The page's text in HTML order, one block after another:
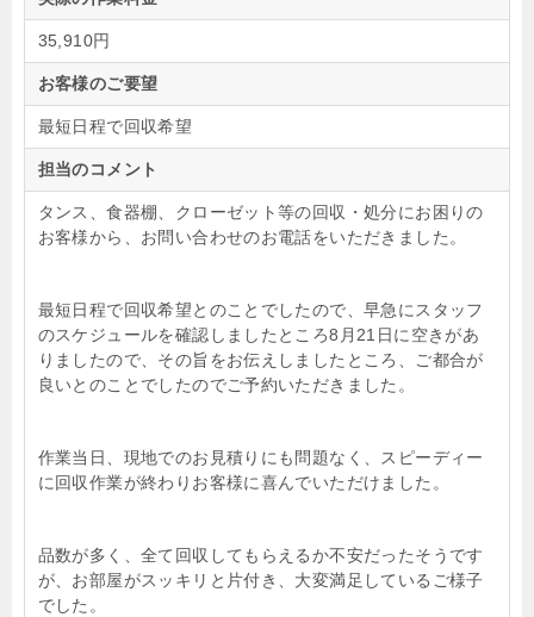
35,910円
お客様のご要望
最短日程で回収希望
担当のコメント
タンス、食器棚、クローゼット等の回収・処分にお困りの
お客様から、お問い合わせのお電話をいただきました。
最短日程で回収希望とのことでしたので、早急にスタッフ
のスケジュールを確認しましたところ8月21日に空きがあ
りましたので、その旨をお伝えしましたところ、ご都合が
良いとのことでしたのでご予約いただきました。
作業当日、現地でのお見積りにも問題なく、スピーディー
に回収作業が終わりお客様に喜んでいただけました。
品数が多く、全て回収してもらえるか不安だったそうです
が、お部屋がスッキリと片付き、大変満足しているご様子
でした。